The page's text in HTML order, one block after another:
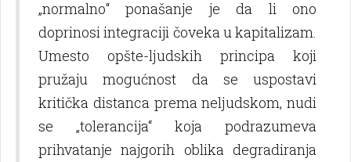
„normalno“ ponašanje je da li ono
doprinosi integraciji čoveka u kapitalizam.
Umesto opšte-lјudskih principa koji
pružaju mogućnost da se uspostavi
kritička distanca prema nelјudskom, nudi
se „tolerancija“ koja podrazumeva
prihvatanje najgorih oblika degradiranja